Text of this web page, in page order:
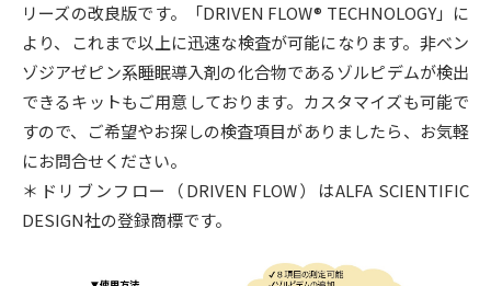
リーズの改良版です。「DRIVEN FLOW® TECHNOLOGY」に
より、これまで以上に迅速な検査が可能になります。非ベン
ゾジアゼピン系睡眠導入剤の化合物であるゾルピデムが検出
できるキットもご用意しております。カスタマイズも可能で
すので、ご希望やお探しの検査項目がありましたら、お気軽
にお問合せください。
＊ドリブンフロー（DRIVEN FLOW）はALFA SCIENTIFIC
DESIGN社の登録商標です。